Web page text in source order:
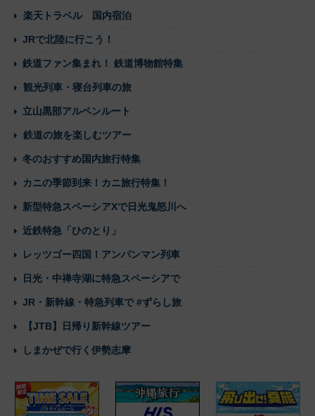
楽天トラベル 国内宿泊
JRで北陸に行こう！
鉄道ファン集まれ！ 鉄道博物館特集
観光列車・寝台列車の旅
立山黒部アルペンルート
鉄道の旅を楽しむツアー
冬のおすすめ国内旅行特集
カニの季節到来！カニ旅行特集！
新型特急スペーシアXで日光鬼怒川へ
近鉄特急「ひのとり」
レッツゴー四国！アンパンマン列車
日光・中禅寺湖に特急スペーシアで
JR・新幹線・特急列車で #ずらし旅
【JTB】日帰り新幹線ツアー
しまかぜで行く伊勢志摩